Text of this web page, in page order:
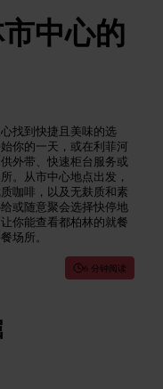
中心的
找到快捷且美味的选
你的一天，或在利菲河
外带、快速柜台服务或
。从市中心地点出发，
咖啡，以及无麸质和素
或随意聚会选择快停地
你能查看都柏林的就餐
场所。
6 分钟阅读